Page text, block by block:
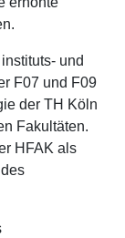
und
F07 und F09
der TH Köln
Fakultäten.
HFAK als